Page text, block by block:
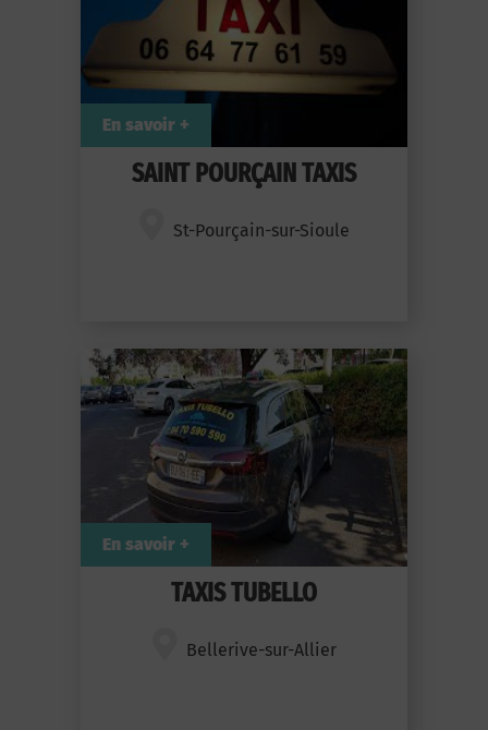
SAINT POURÇAIN TAXIS
St-Pourçain-sur-Sioule
En savoir +
TAXIS TUBELLO
Bellerive-sur-Allier
En savoir +